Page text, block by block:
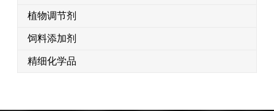
植物调节剂
饲料添加剂
精细化学品